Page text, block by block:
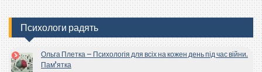
Психологи радять
Ольга Плетка – Психологія для всіх на кожен день під час війни.
Пам’ятка